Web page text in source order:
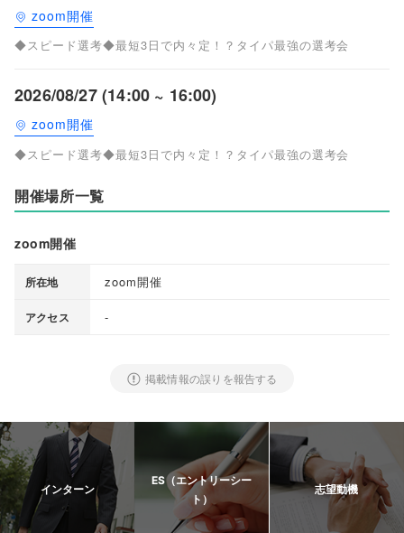
zoom開催
◆スピード選考◆最短3日で内々定！？タイパ最強の選考会
2026/08/27 (14:00 ~ 16:00)
zoom開催
◆スピード選考◆最短3日で内々定！？タイパ最強の選考会
開催場所一覧
zoom開催
所在地 zoom開催
アクセス -
掲載情報の誤りを報告する
インターン
ES（エントリーシー
ト）
志望動機